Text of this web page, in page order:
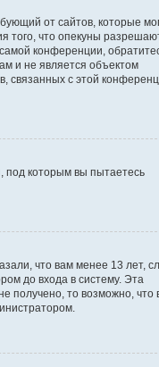
от сайтов, которые
того, что опекуны
конференции,
и не является объектом
связанных с этой
под которым вы пытаетесь
что вам менее 13 лет,
до входа в систему. Эта
получено, то возможно, что